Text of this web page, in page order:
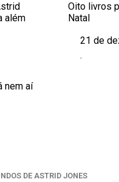
além
Oito livros
Natal
Data
21 de
Em relação
.
nem aí
DE ASTRID JONES